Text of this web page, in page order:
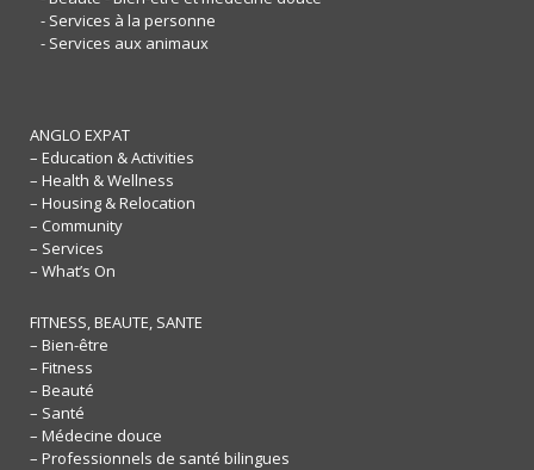
- Services à la personne
- Services aux animaux
ANGLO EXPAT
– Education & Activities
– Health & Wellness
– Housing & Relocation
– Community
– Services
– What’s On
FITNESS, BEAUTE, SANTE
– Bien-être
– Fitness
– Beauté
– Santé
– Médecine douce
– Professionnels de santé bilingues